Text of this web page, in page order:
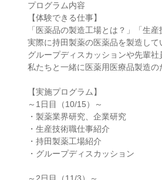
プログラム内容
【体験できる仕事】
「医薬品の製造工場とは？」「生産
実際に持田製薬の医薬品を製造して
グループディスカッションや先輩社
私たちと一緒に医薬用医療品製造の
【実施プログラム】
～1日目（10/15）～
・製薬業界研究、企業研究
・生産技術職仕事紹介
・持田製薬工場紹介
・グループディスカッション